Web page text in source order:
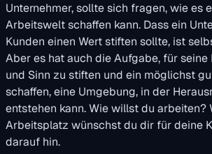
Unternehmer, sollte sich fragen, wie es
Arbeitswelt schaffen kann. Dass ein
Kunden einen Wert stiften sollte, ist
Aber es hat auch die Aufgabe, für
und Sinn zu stiften und ein möglichst
schaffen, eine Umgebung, in der
entstehen kann. Wie willst du arbeiten?
Arbeitsplatz wünschst du dir für deine
darauf hin.